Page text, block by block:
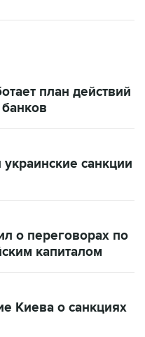
план действий
санкции
о переговорах по
капиталом
Киева о санкциях